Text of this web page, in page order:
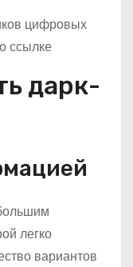
цифровых
ссылке
дарк-
легко
вариантов